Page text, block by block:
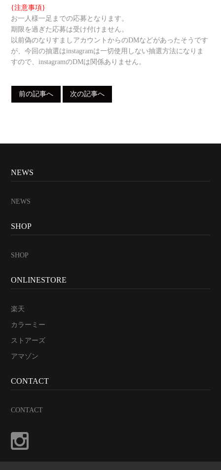
{注意事項}
お一人様一足までの応募となります。
期限を過ぎた応募は受け付けません。
以前偽のなりすましアカウントからのDMなどがあったそうです
が、今回の抽選はinstagramは一切使用しない抽選方法になりま
すので、instagramのDMは関係ありません。
前の記事へ 次の記事へ
NEWS
NEWS
SHOP
SHOP
ONLINESTORE
楽天
カラーミー
ストアーズ
アマゾン
CONTACT
CONTACT